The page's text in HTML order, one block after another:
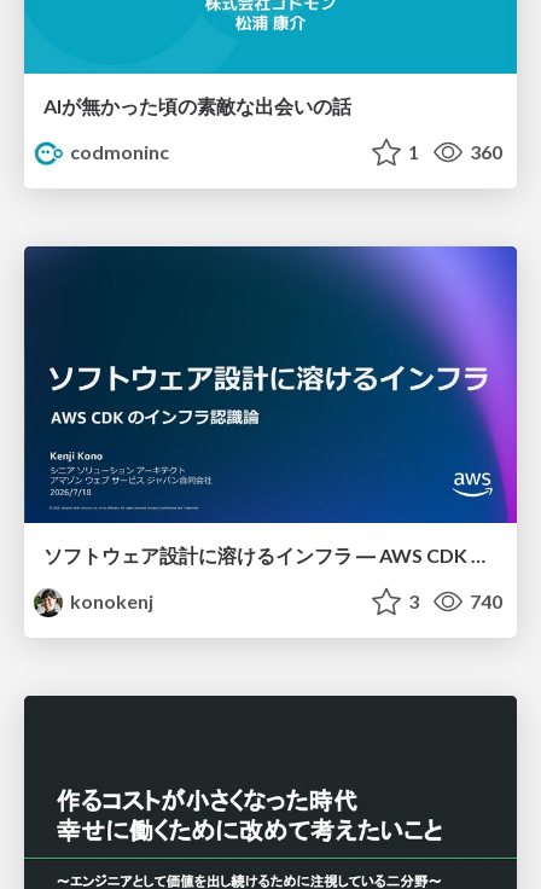
AIが無かった頃の素敵な出会いの話
codmoninc
1 360
ソフトウェア設計に溶けるインフラ ― AWS CDK のインフラ認識論
konokenj
3 740